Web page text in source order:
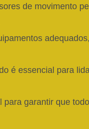
de movimento
é essencial para
garantir que